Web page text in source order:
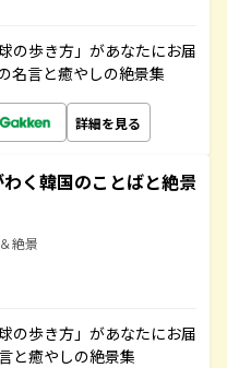
の歩き方」があなたにお届
名言と癒やしの絶景集
詳細を見る
く韓国のことばと絶景
絶景
の歩き方」があなたにお届
と癒やしの絶景集